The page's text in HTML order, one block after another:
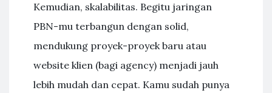
Kemudian, skalabilitas. Begitu jaringan
PBN-mu terbangun dengan solid,
mendukung proyek-proyek baru atau
website klien (bagi agency) menjadi jauh
lebih mudah dan cepat. Kamu sudah punya